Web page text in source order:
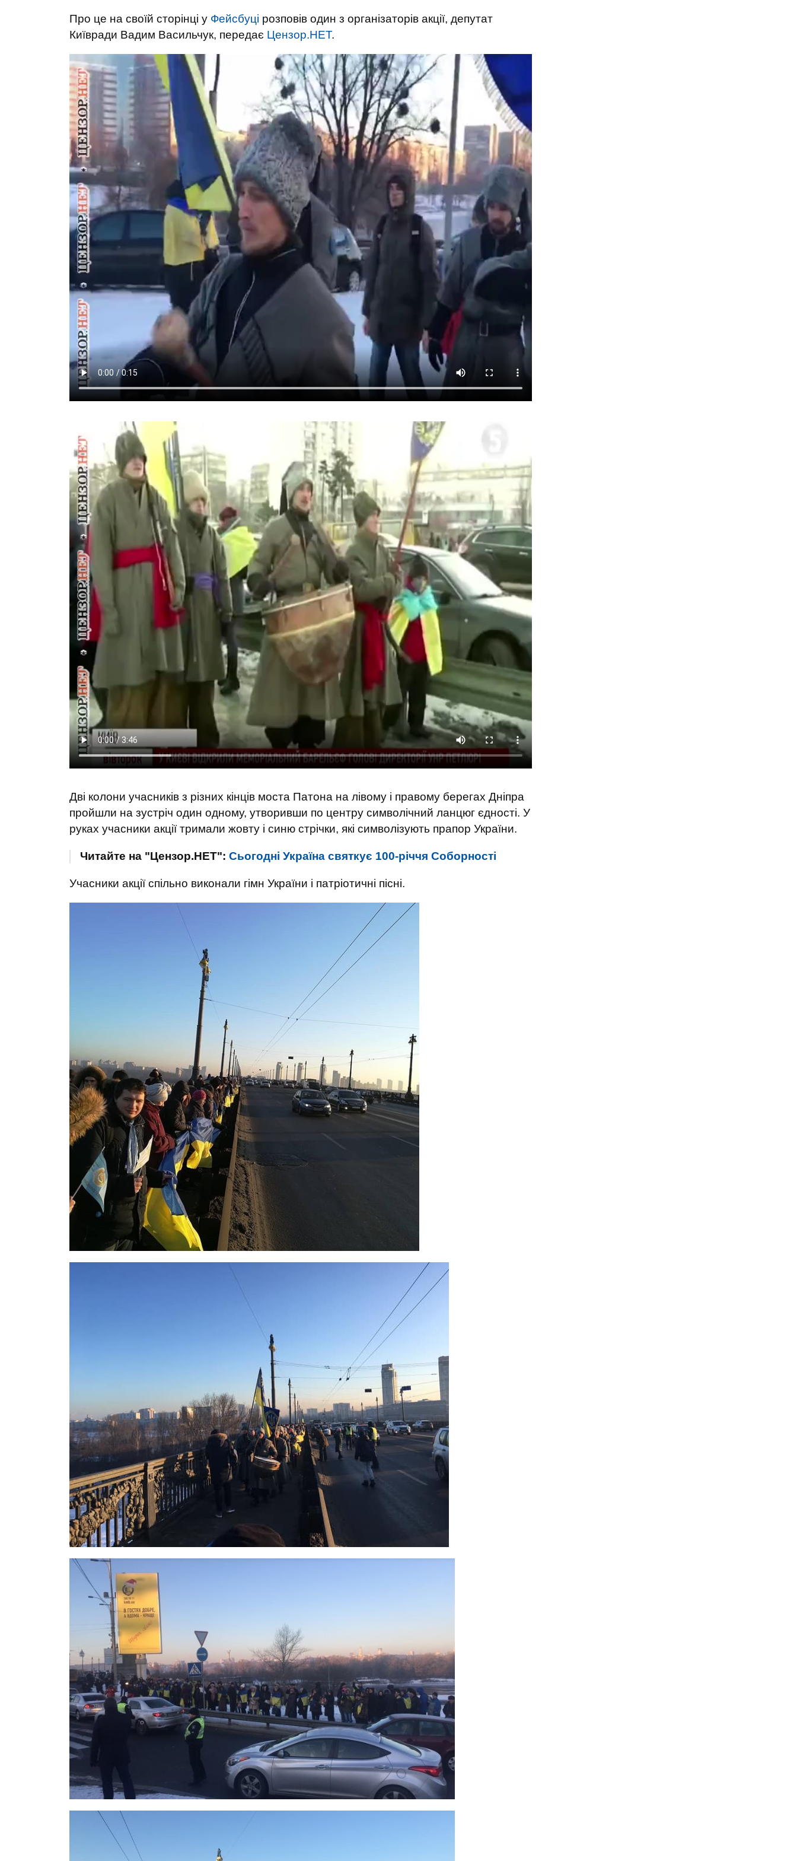
Про це на своїй сторінці у Фейсбуці розповів один з організаторів акції, депутат
Київради Вадим Васильчук, передає Цензор.НЕТ.
Дві колони учасників з різних кінців моста Патона на лівому і правому берегах Дніпра
пройшли на зустріч один одному, утворивши по центру символічний ланцюг єдності. У
руках учасники акції тримали жовту і синю стрічки, які символізують прапор України.
Читайте на "Цензор.НЕТ": Сьогодні Україна святкує 100-річчя Соборності
Учасники акції спільно виконали гімн України і патріотичні пісні.